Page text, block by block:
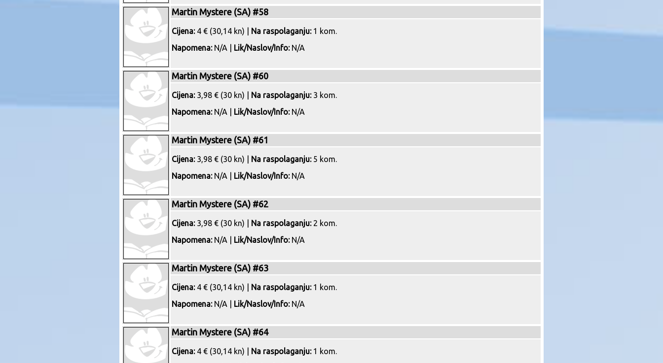
Martin Mystere (SA) #58
Cijena:4 € (30,14 kn) | Na raspolaganju:1 kom.
Napomena:N/A | Lik/Naslov/Info:N/A
Martin Mystere (SA) #60
Cijena:3,98 € (30 kn) | Na raspolaganju:3 kom.
Napomena:N/A | Lik/Naslov/Info:N/A
Martin Mystere (SA) #61
Cijena:3,98 € (30 kn) | Na raspolaganju:5 kom.
Napomena:N/A | Lik/Naslov/Info:N/A
Martin Mystere (SA) #62
Cijena:3,98 € (30 kn) | Na raspolaganju:2 kom.
Napomena:N/A | Lik/Naslov/Info:N/A
Martin Mystere (SA) #63
Cijena:4 € (30,14 kn) | Na raspolaganju:1 kom.
Napomena:N/A | Lik/Naslov/Info:N/A
Martin Mystere (SA) #64
Cijena:4 € (30,14 kn) | Na raspolaganju:1 kom.